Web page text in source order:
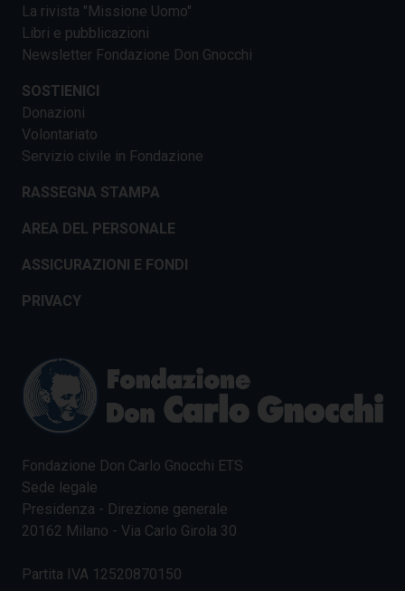
La rivista "Missione Uomo"
Libri e pubblicazioni
Newsletter Fondazione Don Gnocchi
SOSTIENICI
Donazioni
Volontariato
Servizio civile in Fondazione
RASSEGNA STAMPA
AREA DEL PERSONALE
ASSICURAZIONI E FONDI
PRIVACY
Fondazione Don Carlo Gnocchi ETS
Sede legale
Presidenza - Direzione generale
20162 Milano - Via Carlo Girola 30
Partita IVA 12520870150